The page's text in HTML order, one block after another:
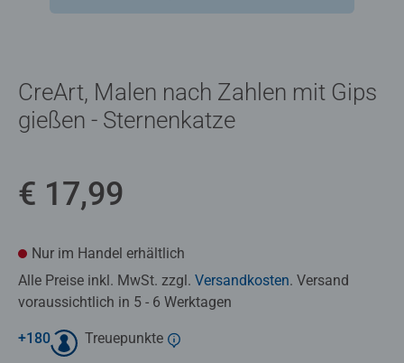
CreArt, Malen nach Zahlen mit Gips
gießen - Sternenkatze
€ 17,99
Nur im Handel erhältlich
Alle Preise inkl. MwSt. zzgl. Versandkosten. Versand
voraussichtlich in 5 - 6 Werktagen
+180 Treuepunkte